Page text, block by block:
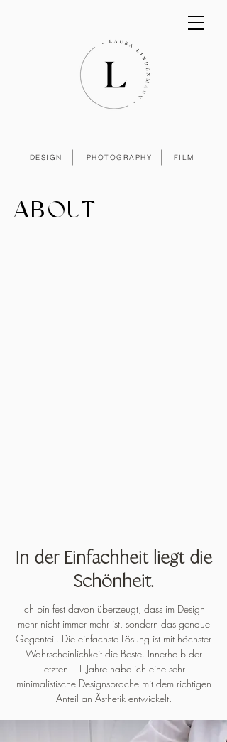
PHOTOGRAPHY
DESIGN FILM
ABOUT
In der Einfachheit liegt die
Schönheit.
Ich bin fest davon überzeugt, dass im Design
mehr nicht immer mehr ist, sondern das genaue
Gegenteil. Die einfachste Lösung ist mit höchster
Wahrscheinlichkeit die Beste. Innerhalb der
letzten 11 Jahre habe ich eine sehr
minimalistische Designsprache mit dem richtigen
Anteil an Ästhetik entwickelt.